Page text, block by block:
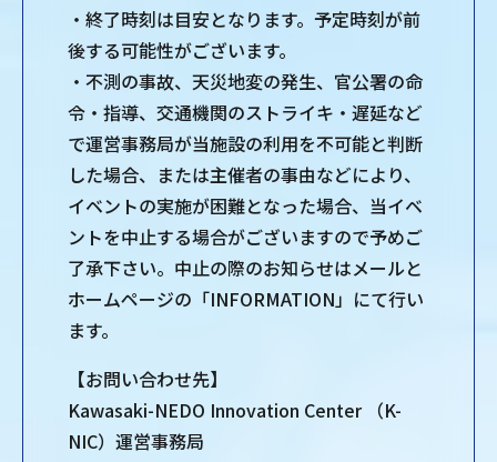
・終了時刻は目安となります。予定時刻が前
後する可能性がございます。
・不測の事故、天災地変の発生、官公署の命
令・指導、交通機関のストライキ・遅延など
で運営事務局が当施設の利用を不可能と判断
した場合、または主催者の事由などにより、
イベントの実施が困難となった場合、当イベ
ントを中止する場合がございますので予めご
了承下さい。中止の際のお知らせはメールと
ホームページの「INFORMATION」にて行い
ます。
【お問い合わせ先】
Kawasaki-NEDO Innovation Center （K-
NIC）運営事務局